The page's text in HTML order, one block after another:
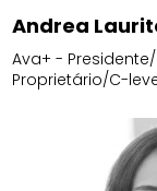
Andrea
Ava+ -
Proprietário/C-